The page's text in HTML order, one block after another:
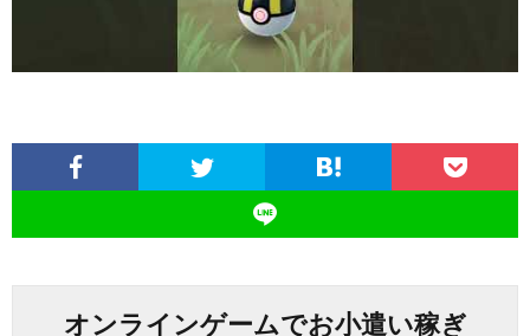
オンラインゲームでお小遣い稼ぎ